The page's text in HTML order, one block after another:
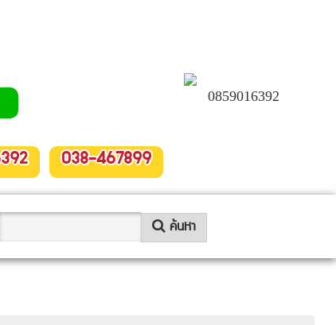
0859016392
038-467899
ค้นหา